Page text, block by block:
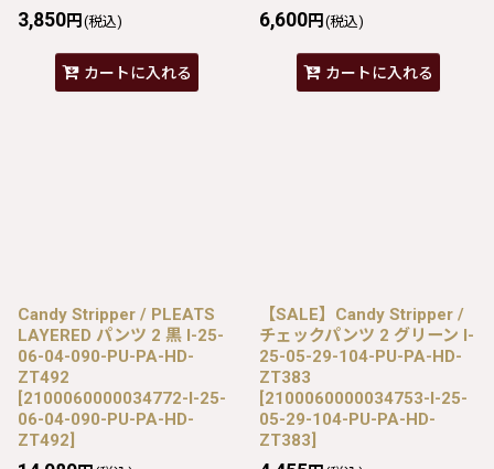
3,850円 (税込)
カートに入れる
6,600円 (税込)
カートに入れる
Candy Stripper / PLEATS
LAYERED パンツ 2 黒 I-25-
06-04-090-PU-PA-HD-
ZT492
[2100060000034772-I-25-
06-04-090-PU-PA-HD-
ZT492]
【SALE】Candy Stripper /
チェックパンツ 2 グリーン I-
25-05-29-104-PU-PA-HD-
ZT383
[2100060000034753-I-25-
05-29-104-PU-PA-HD-
ZT383]